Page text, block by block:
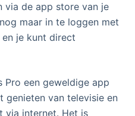
via de app store van je
maar in te loggen met
en je kunt direct
Pro een geweldige app
genieten van televisie en
via internet. Het is